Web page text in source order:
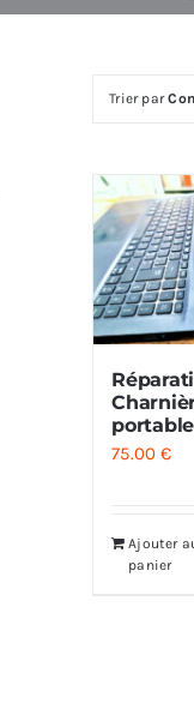
Trier par
75.00€
Ajouter
panier